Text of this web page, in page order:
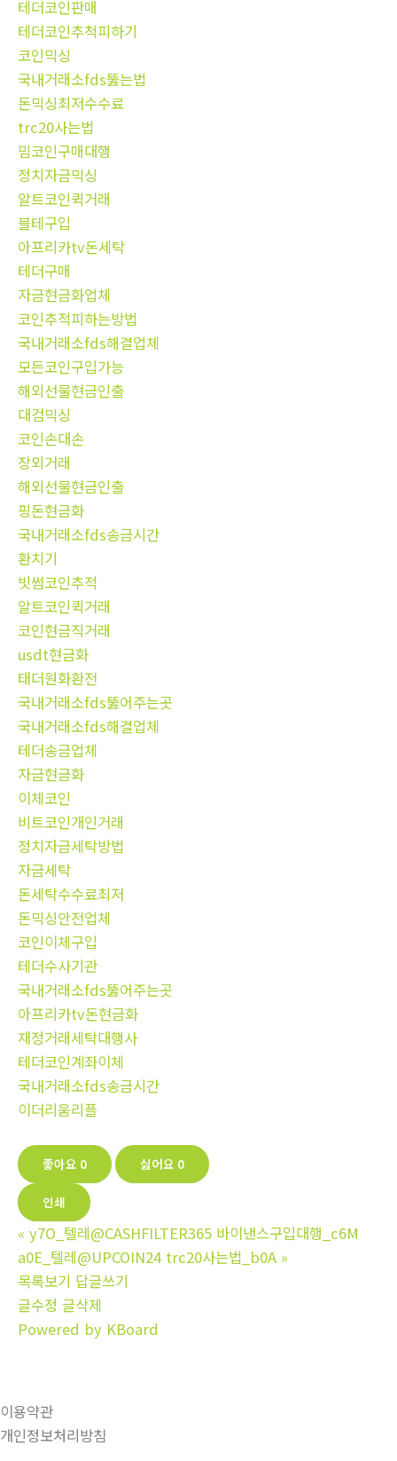
테더코인판매
테더코인추척피하기
코인믹싱
국내거래소fds뚫는법
돈믹싱최저수수료
trc20사는법
밈코인구매대행
정치자금믹싱
알트코인퀵거래
블테구입
아프리카tv돈세탁
테더구매
자금현금화업체
코인추적피하는방법
국내거래소fds해결업체
모든코인구입가능
해외선물현금인출
대검믹싱
코인손대손
장외거래
해외선물현금인출
핑돈현금화
국내거래소fds송금시간
환치기
빗썸코인추적
알트코인퀵거래
코인현금직거래
usdt현금화
태더원화환전
국내거래소fds뚫어주는곳
국내거래소fds해결업체
테더송금업체
자금현금화
이체코인
비트코인개인거래
정치자금세탁방법
자금세탁
돈세탁수수료최저
돈믹싱안전업체
코인이체구입
테더수사기관
국내거래소fds뚫어주는곳
아프리카tv돈현금화
재정거래세탁대행사
테더코인계좌이체
국내거래소fds송금시간
이더리움리플
좋아요 0 싫어요 0
인쇄
« y7O_텔레@CASHFILTER365 바이낸스구입대행_c6M
a0E_텔레@UPCOIN24 trc20사는법_b0A »
목록보기 답글쓰기
글수정 글삭제
Powered by KBoard
이용약관
개인정보처리방침